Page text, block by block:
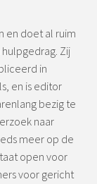
en doet al ruim
Zij
in
en is editor
bezig te
naar
meer op de
open voor
voor gericht